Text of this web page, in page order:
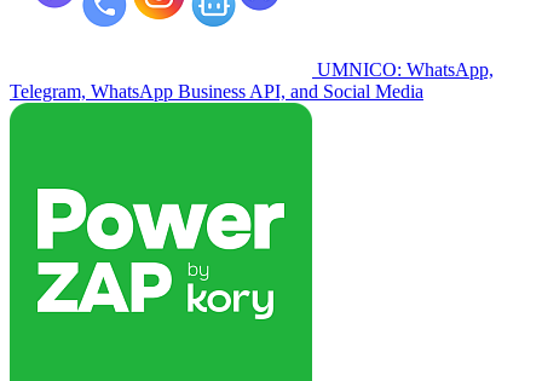
UMNICO: WhatsApp,
Telegram, WhatsApp Business API, and Social Media